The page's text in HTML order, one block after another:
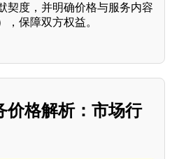
契度，并明确价格与服务内容
，保障双方权益。
价格解析：市场行